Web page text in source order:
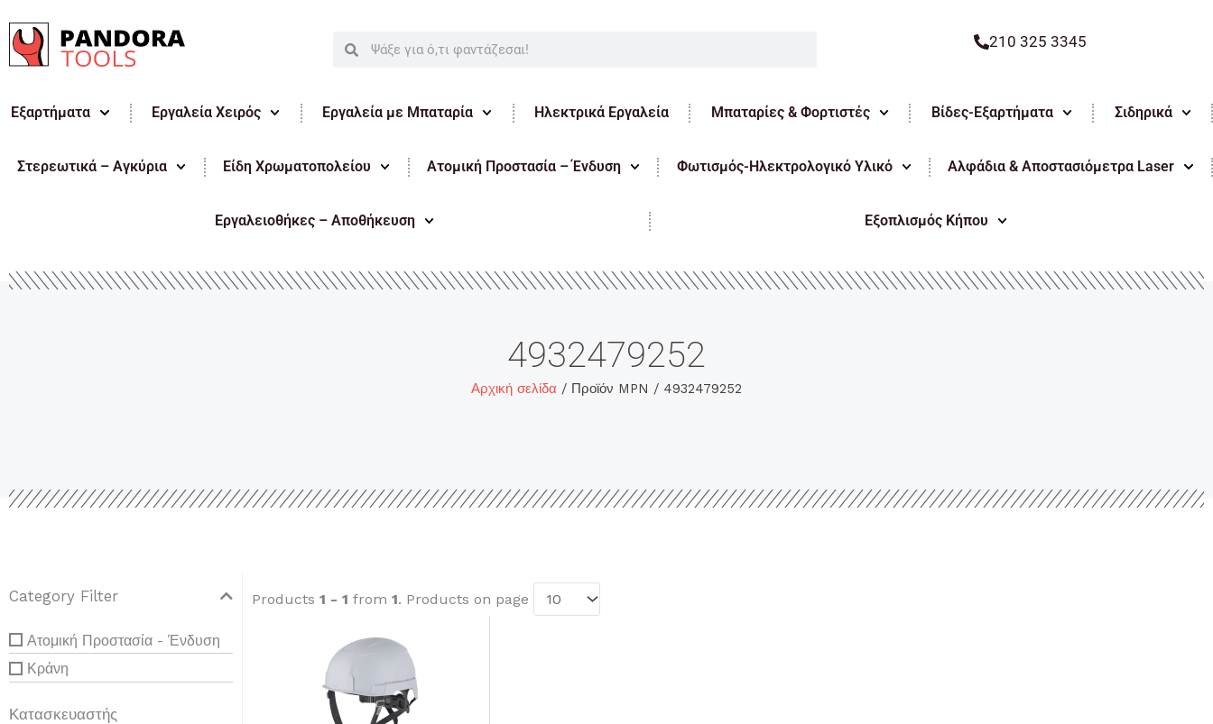
στο
περιεχόμενο
SearchSearch 210 325 3345
Εξαρτήματα Εργαλεία Χειρός Εργαλεία με Μπαταρία Ηλεκτρικά Εργαλεία Μπαταρίες & Φορτιστές Βίδες-Εξαρτήματα Σιδηρικά
Στερεωτικά – Αγκύρια Είδη Χρωματοπολείου Ατομική Προστασία – Ένδυση Φωτισμός-Ηλεκτρολογικό Υλικό Αλφάδια & Αποστασιόμετρα Laser
Εργαλειοθήκες – Αποθήκευση Εξοπλισμός Κήπου
4932479252
Αρχική σελίδα / Προϊόν MPN / 4932479252
Category Filter
Ατομική Προστασία - Ένδυση
Κράνη
Κατασκευαστής
Products 1 - 1 from 1. Products on page